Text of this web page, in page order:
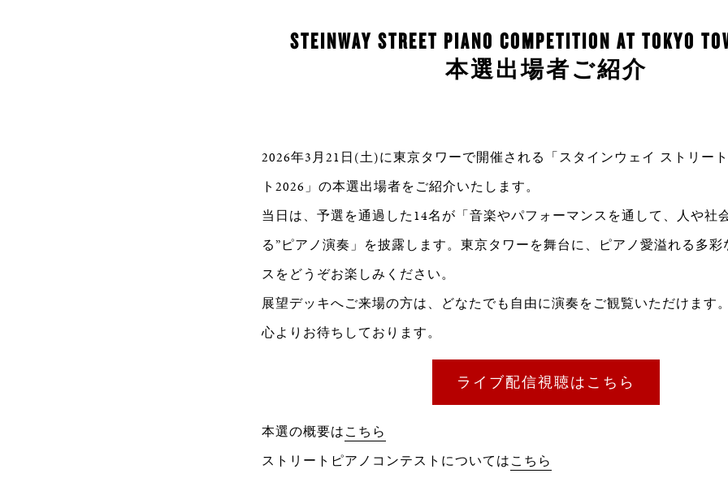
STEINWAY STREET PIANO COMPETITION AT TOKYO
本選出場者ご紹介
2026年3月21日(土)に東京タワーで開催される「スタインウェイ ストリー
ト2026」の本選出場者をご紹介いたします。
当日は、予選を通過した14名が「音楽やパフォーマンスを通して、人や社
る”ピアノ演奏」を披露します。東京タワーを舞台に、ピアノ愛溢れる多
スをどうぞお楽しみください。
展望デッキへご来場の方は、どなたでも自由に演奏をご観覧いただけます
心よりお待ちしております。
ライブ配信視聴はこちら
本選の概要はこちら
ストリートピアノコンテストについてはこちら